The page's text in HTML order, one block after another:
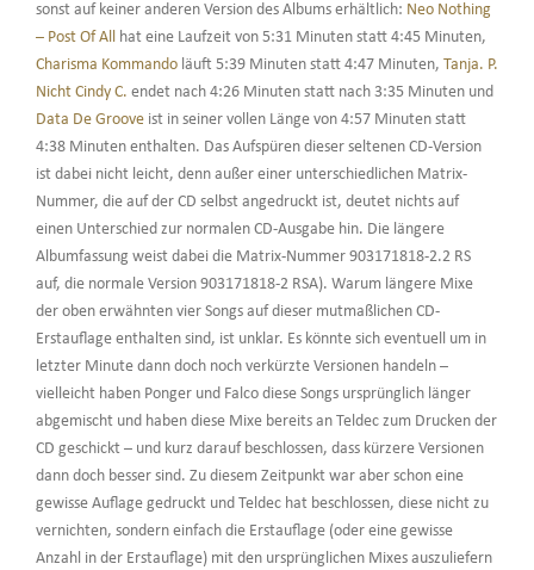
sonst auf keiner anderen Version des Albums erhältlich: Neo Nothing
– Post Of Allhat eine Laufzeit von 5:31 Minuten statt 4:45 Minuten,
Charisma Kommandoläuft 5:39 Minuten statt 4:47 Minuten, Tanja. P.
Nicht Cindy C. endet nach 4:26 Minuten statt nach 3:35 Minuten und
Data De Grooveist in seiner vollen Länge von 4:57 Minuten statt
4:38 Minuten enthalten. Das Aufspüren dieser seltenen CD-Version
ist dabei nicht leicht, denn außer einer unterschiedlichen Matrix-
Nummer, die auf der CD selbst angedruckt ist, deutet nichts auf
einen Unterschied zur normalen CD-Ausgabe hin. Die längere
Albumfassung weist dabei die Matrix-Nummer 903171818-2.2 RS
auf, die normale Version 903171818-2 RSA). Warum längere Mixe
der oben erwähnten vier Songs auf dieser mutmaßlichen CD-
Erstauflage enthalten sind, ist unklar. Es könnte sich eventuell um in
letzter Minute dann doch noch verkürzte Versionen handeln –
vielleicht haben Ponger und Falco diese Songs ursprünglich länger
abgemischt und haben diese Mixe bereits an Teldec zum Drucken der
CD geschickt – und kurz darauf beschlossen, dass kürzere Versionen
dann doch besser sind. Zu diesem Zeitpunkt war aber schon eine
gewisse Auflage gedruckt und Teldec hat beschlossen, diese nicht zu
vernichten, sondern einfach die Erstauflage (oder eine gewisse
Anzahl in der Erstauflage) mit den ursprünglichen Mixes auszuliefern